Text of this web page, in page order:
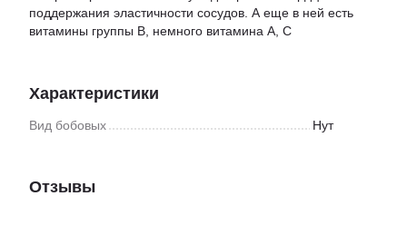
поддержания эластичности сосудов. А еще в ней есть
витамины группы В, немного витамина А, С
Характеристики
Вид бобовых Нут
Отзывы